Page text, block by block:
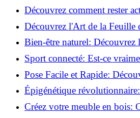
Astuces et secrets révélés!
Découvrez comment rester
toujours possible!
Découvrez l'Art de la Feuille
Incontournables pour Réussir!
Bien-être naturel: Découvrez
vie saine!
Sport connecté: Est-ce
pour vous?
Pose Facile et Rapide:
Monter des Carreaux de
Épigénétique révolutionnaire:
pour transformer votre bien-
Créez votre meuble en bois: